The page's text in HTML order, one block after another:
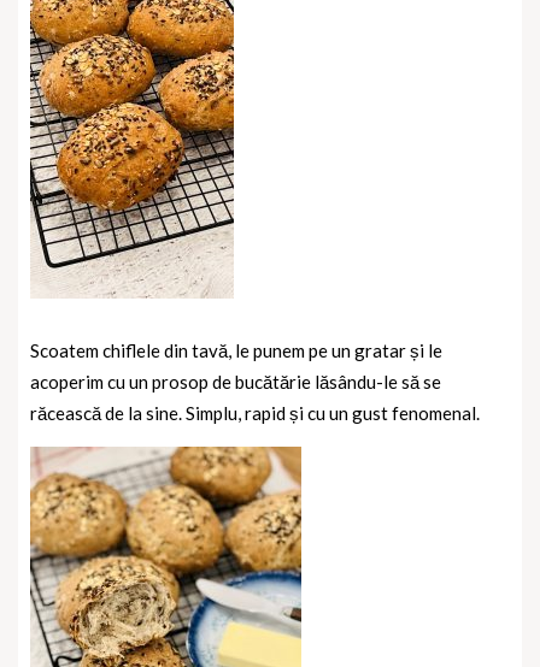
Scoatem chiflele din tavă, le punem pe un gratar și le
acoperim cu un prosop de bucătărie lăsându-le să se
răcească de la sine. Simplu, rapid și cu un gust fenomenal.